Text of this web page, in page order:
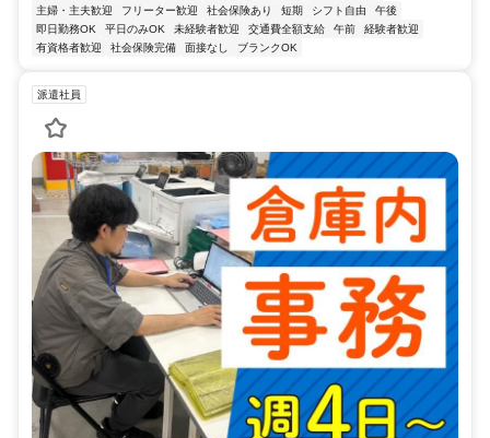
主婦・主夫歓迎
フリーター歓迎 社会保険あり 短期 シフト自由
午後
即日勤務OK
平日のみOK 未経験者歓迎 交通費全額支給 午前
経験者歓迎
有資格者歓迎
社会保険完備 面接なし ブランクOK
派遣社員